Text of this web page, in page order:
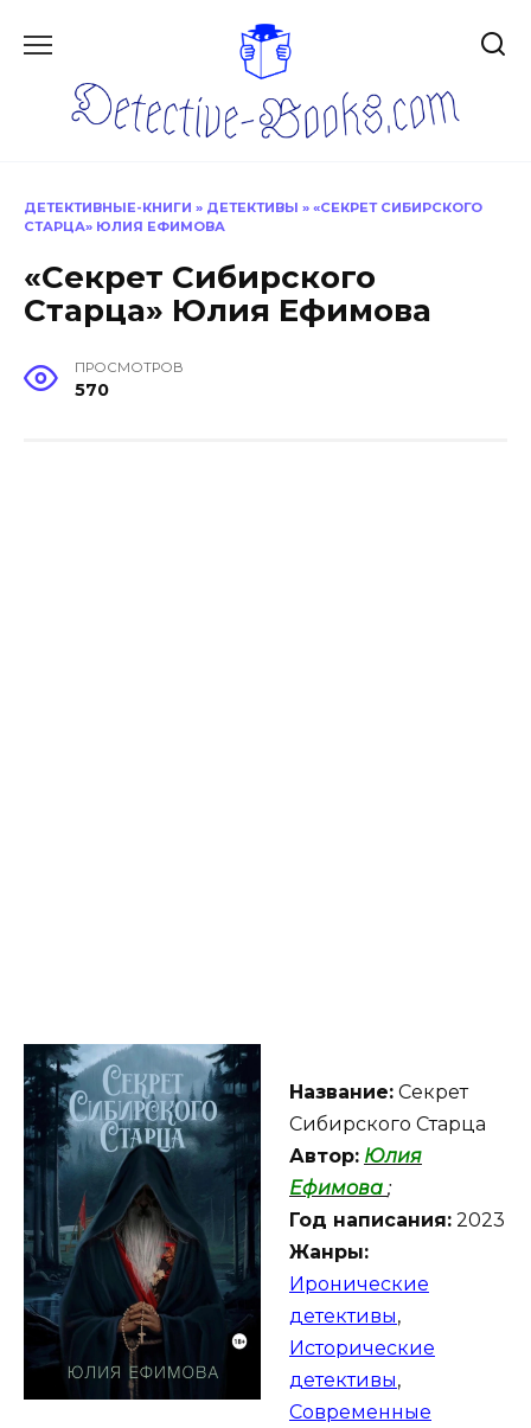
ДЕТЕКТИВНЫЕ-КНИГИ » ДЕТЕКТИВЫ » «СЕКРЕТ СИБИРСКОГО
СТАРЦА» ЮЛИЯ ЕФИМОВА
«Секрет Сибирского
Старца» Юлия Ефимова
ПРОСМОТРОВ
570
Название: Секрет
Сибирского Старца
Автор: Юлия
Ефимова ;
Год написания: 2023
Жанры:
Иронические
детективы,
Исторические
детективы,
Современные